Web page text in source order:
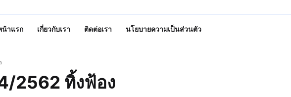
น้าแรก เกี่ยวกับเรา ติดต่อเรา นโยบายความเป็นส่วนตัว
2562 ทิ้งฟ้อง